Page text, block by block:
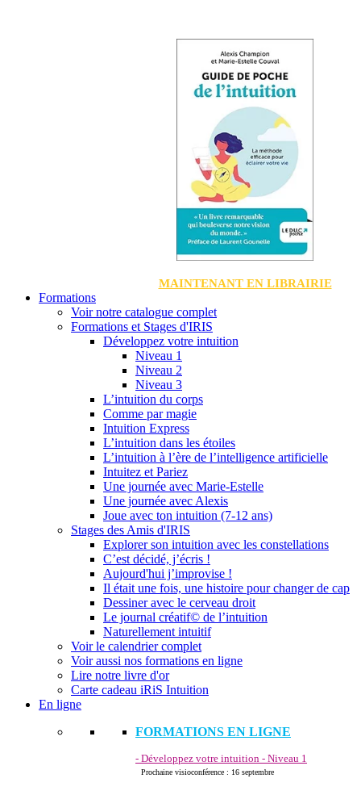
MAINTENANT EN LIBRAIRIE
Formations
Voir notre catalogue complet
Formations et Stages d'IRIS
Développez votre intuition
Niveau 1
Niveau 2
Niveau 3
L’intuition du corps
Comme par magie
Intuition Express
L’intuition dans les étoiles
L’intuition à l’ère de l’intelligence artificielle
Intuitez et Pariez
Une journée avec Marie-Estelle
Une journée avec Alexis
Joue avec ton intuition (7-12 ans)
Stages des Amis d'IRIS
Explorer son intuition avec les constellations
C’est décidé, j’écris !
Aujourd'hui j’improvise !
Il était une fois, une histoire pour changer de cap
Dessiner avec le cerveau droit
Le journal créatif© de l’intuition
Naturellement intuitif
Voir le calendrier complet
Voir aussi nos formations en ligne
Lire notre livre d'or
Carte cadeau iRiS Intuition
En ligne
FORMATIONS EN LIGNE
- Développez votre intuition - Niveau 1
Prochaine visioconférence : 16 septembre